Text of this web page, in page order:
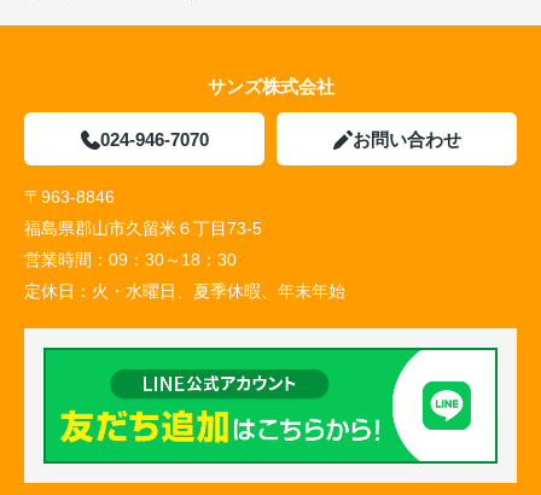
サンズ株式会社
024-946-7070 お問い合わせ
〒963-8846
福島県郡山市久留米６丁目73-5
営業時間： 09：30～18：30
定休日： 火・水曜日、夏季休暇、年末年始